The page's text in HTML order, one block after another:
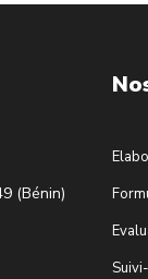
(Bénin)